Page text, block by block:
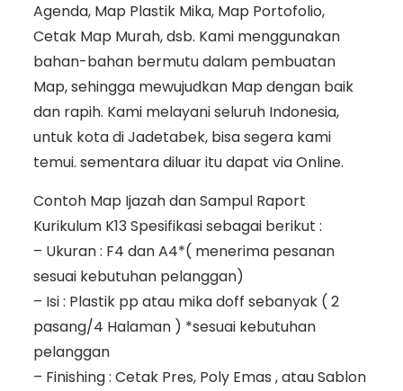
Agenda, Map Plastik Mika, Map Portofolio,
Cetak Map Murah, dsb. Kami menggunakan
bahan-bahan bermutu dalam pembuatan
Map, sehingga mewujudkan Map dengan baik
dan rapih. Kami melayani seluruh Indonesia,
untuk kota di Jadetabek, bisa segera kami
temui. sementara diluar itu dapat via Online.
Contoh Map Ijazah dan Sampul Raport
Kurikulum K13 Spesifikasi sebagai berikut :
– Ukuran : F4 dan A4*( menerima pesanan
sesuai kebutuhan pelanggan)
– Isi : Plastik pp atau mika doff sebanyak ( 2
pasang/4 Halaman ) *sesuai kebutuhan
pelanggan
– Finishing : Cetak Pres, Poly Emas , atau Sablon